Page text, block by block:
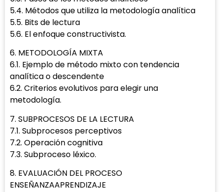
5.4. Métodos que utiliza la metodología analítica
5.5. Bits de lectura
5.6. El enfoque constructivista.
6. METODOLOGÍA MIXTA
6.1. Ejemplo de método mixto con tendencia
analítica o descendente
6.2. Criterios evolutivos para elegir una
metodología.
7. SUBPROCESOS DE LA LECTURA
7.1. Subprocesos perceptivos
7.2. Operación cognitiva
7.3. Subproceso léxico.
8. EVALUACIÓN DEL PROCESO
ENSEÑANZAAPRENDIZAJE